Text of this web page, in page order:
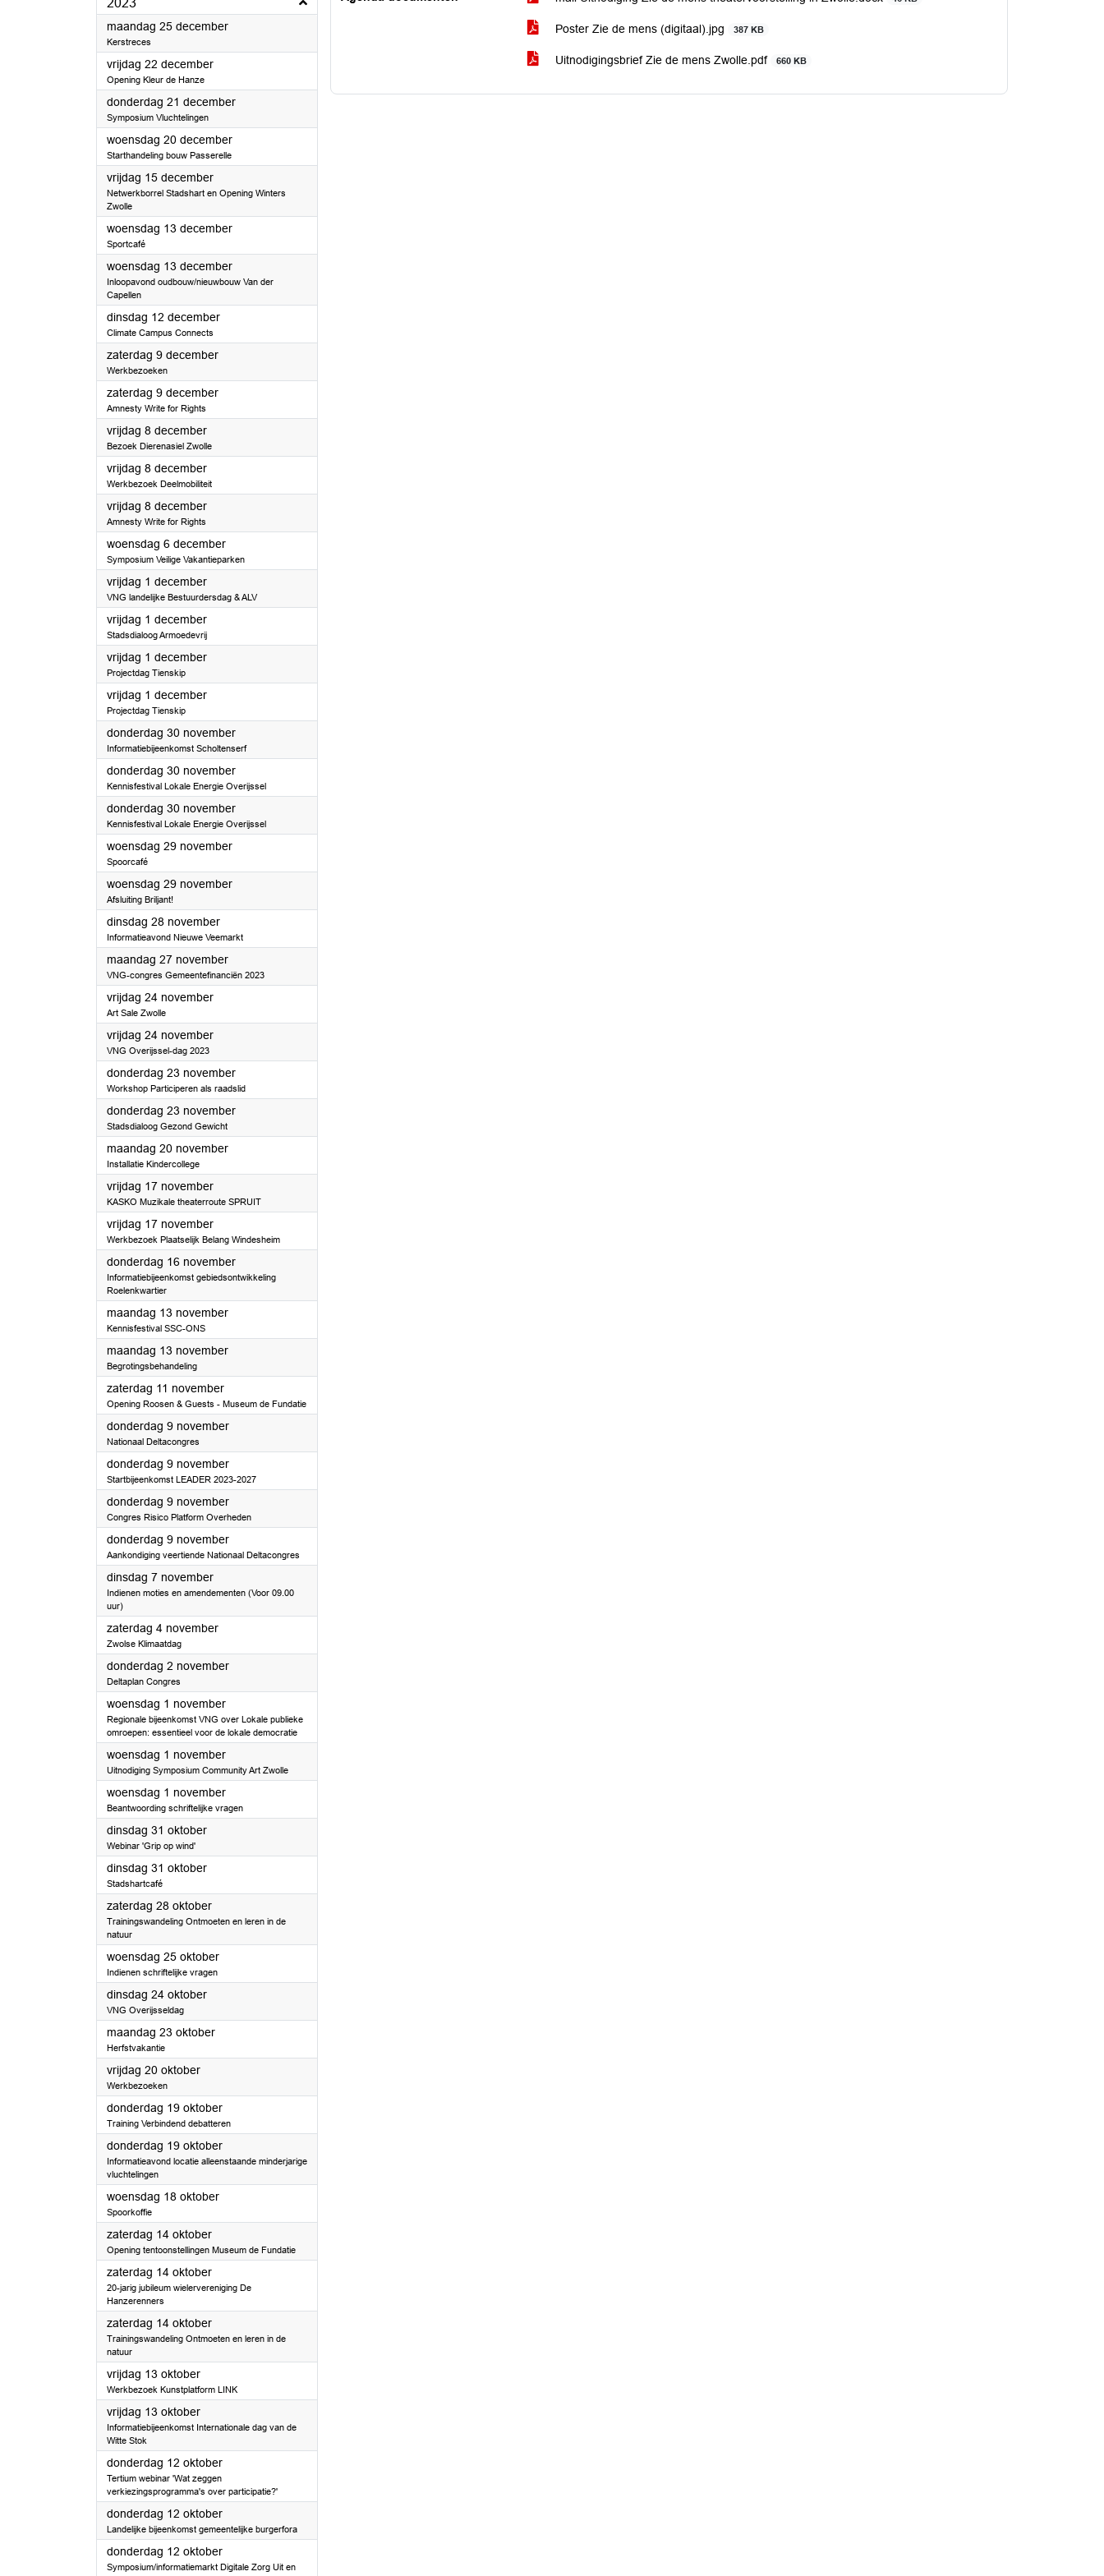
2023
maandag 25 december2023
Kerstreces
vrijdag 22 december2023
Opening Kleur de Hanze
donderdag 21 december2023
Symposium Vluchtelingen
woensdag 20 december2023
Starthandeling bouw Passerelle
vrijdag 15 december2023
Netwerkborrel Stadshart en Opening Winters
Zwolle
woensdag 13 december2023
Sportcafé
woensdag 13 december2023
Inloopavond oudbouw/nieuwbouw Van der
Capellen
dinsdag 12 december2023
Climate Campus Connects
zaterdag 9 december2023
Werkbezoeken
zaterdag 9 december2023
Amnesty Write for Rights
vrijdag 8 december2023
Bezoek Dierenasiel Zwolle
vrijdag 8 december2023
Werkbezoek Deelmobiliteit
vrijdag 8 december2023
Amnesty Write for Rights
woensdag 6 december2023
Symposium Veilige Vakantieparken
vrijdag 1 december2023
VNG landelijke Bestuurdersdag & ALV
vrijdag 1 december2023
Stadsdialoog Armoedevrij
vrijdag 1 december2023
Projectdag Tienskip
vrijdag 1 december2023
Projectdag Tienskip
donderdag 30 november2023
Informatiebijeenkomst Scholtenserf
donderdag 30 november2023
Kennisfestival Lokale Energie Overijssel
donderdag 30 november2023
Kennisfestival Lokale Energie Overijssel
woensdag 29 november2023
Spoorcafé
woensdag 29 november2023
Afsluiting Briljant!
dinsdag 28 november2023
Informatieavond Nieuwe Veemarkt
maandag 27 november2023
VNG-congres Gemeentefinanciën 2023
vrijdag 24 november2023
Art Sale Zwolle
vrijdag 24 november2023
VNG Overijssel-dag 2023
donderdag 23 november2023
Workshop Participeren als raadslid
donderdag 23 november2023
Stadsdialoog Gezond Gewicht
maandag 20 november2023
Installatie Kindercollege
vrijdag 17 november2023
KASKO Muzikale theaterroute SPRUIT
vrijdag 17 november2023
Werkbezoek Plaatselijk Belang Windesheim
donderdag 16 november2023
Informatiebijeenkomst gebiedsontwikkeling
Roelenkwartier
maandag 13 november2023
Kennisfestival SSC-ONS
maandag 13 november2023
Begrotingsbehandeling
zaterdag 11 november2023
Opening Roosen & Guests - Museum de Fundatie
donderdag 9 november2023
Nationaal Deltacongres
donderdag 9 november2023
Startbijeenkomst LEADER 2023-2027
donderdag 9 november2023
Congres Risico Platform Overheden
donderdag 9 november2023
Aankondiging veertiende Nationaal Deltacongres
dinsdag 7 november2023
Indienen moties en amendementen (Voor 09.00
uur)
zaterdag 4 november2023
Zwolse Klimaatdag
donderdag 2 november2023
Deltaplan Congres
woensdag 1 november2023
Regionale bijeenkomst VNG over Lokale publieke
omroepen: essentieel voor de lokale democratie
woensdag 1 november2023
Uitnodiging Symposium Community Art Zwolle
woensdag 1 november2023
Beantwoording schriftelijke vragen
dinsdag 31 oktober2023
Webinar 'Grip op wind'
dinsdag 31 oktober2023
Stadshartcafé
zaterdag 28 oktober2023
Trainingswandeling Ontmoeten en leren in de
natuur
woensdag 25 oktober2023
Indienen schriftelijke vragen
dinsdag 24 oktober2023
VNG Overijsseldag
maandag 23 oktober2023
Herfstvakantie
vrijdag 20 oktober2023
Werkbezoeken
donderdag 19 oktober2023
Training Verbindend debatteren
donderdag 19 oktober2023
Informatieavond locatie alleenstaande minderjarige
vluchtelingen
woensdag 18 oktober2023
Spoorkoffie
zaterdag 14 oktober2023
Opening tentoonstellingen Museum de Fundatie
zaterdag 14 oktober2023
20-jarig jubileum wielervereniging De
Hanzerenners
zaterdag 14 oktober2023
Trainingswandeling Ontmoeten en leren in de
natuur
vrijdag 13 oktober2023
Werkbezoek Kunstplatform LINK
vrijdag 13 oktober2023
Informatiebijeenkomst Internationale dag van de
Witte Stok
donderdag 12 oktober2023
Tertium webinar 'Wat zeggen
verkiezingsprogramma's over participatie?'
donderdag 12 oktober2023
Landelijke bijeenkomst gemeentelijke burgerfora
donderdag 12 oktober2023
Symposium/informatiemarkt Digitale Zorg Uit en
Poster Zie de mens (digitaal).jpg 387 KB
Uitnodigingsbrief Zie de mens Zwolle.pdf 660 KB